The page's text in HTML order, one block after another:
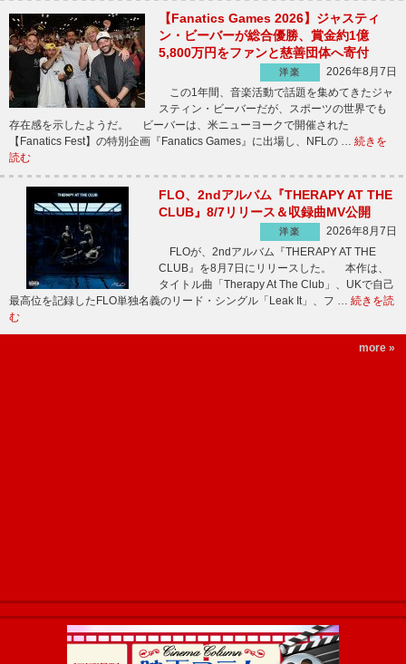
【Fanatics Games 2026】ジャスティ
ン・ビーバーが総合優勝、賞金約1億
5,800万円をファンと慈善団体へ寄付
洋楽
2026年8月7日
この1年間、音楽活動で話題を集めてきたジャ
スティン・ビーバーだが、スポーツの世界でも
存在感を示したようだ。 ビーバーは、米ニューヨークで開催された
【Fanatics Fest】の特別企画『Fanatics Games』に出場し、NFLの … 続きを
読む
FLO、2ndアルバム『THERAPY AT THE
CLUB』8/7リリース＆収録曲MV公開
洋楽
2026年8月7日
FLOが、2ndアルバム『THERAPY AT THE
CLUB』を8月7日にリリースした。 本作は、
タイトル曲「Therapy At The Club」、UKで自己
最高位を記録したFLO単独名義のリード・シングル「Leak It」、フ … 続きを読
む
more »